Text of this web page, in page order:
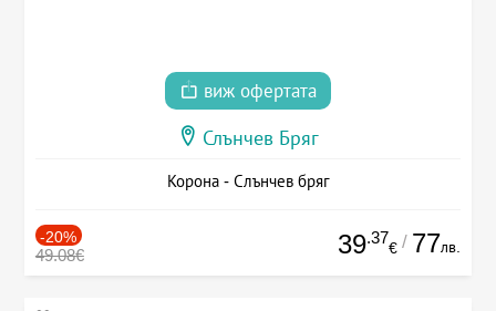
виж офертата
Слънчев Бряг
Корона - Слънчев бряг
-20%
49.08€ 39.37
€ / 77лв.